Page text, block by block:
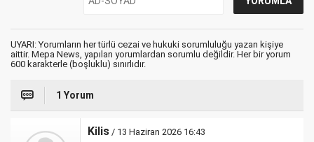
UYARI: Yorumların her türlü cezai ve hukuki sorumluluğu yazan kişiye
aittir. Mepa News, yapılan yorumlardan sorumlu değildir. Her bir yorum
600 karakterle (boşluklu) sınırlıdır.
1 Yorum
Kilis / 13 Haziran 2026 16:43